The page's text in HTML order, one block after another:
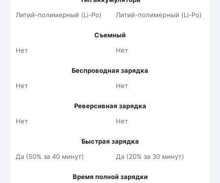
Литий-полимерный (Li-Po)
Литий-полимерный (Li-Po)
Съемный
Нет
Нет
Беспроводная зарядка
Нет
Нет
Реверсивная зарядка
Нет
Нет
Быстрая зарядка
Да (50% за 40 минут)
Да (20% за 30 минут)
Время полной зарядки